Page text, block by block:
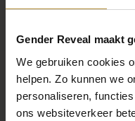
Gender Reveal maakt
We gebruiken cookies
helpen. Zo kunnen we
personaliseren,
ons websiteverkeer
contactmogelijkheden.
Bel 085 - 2007 595
Wij helpen je graag